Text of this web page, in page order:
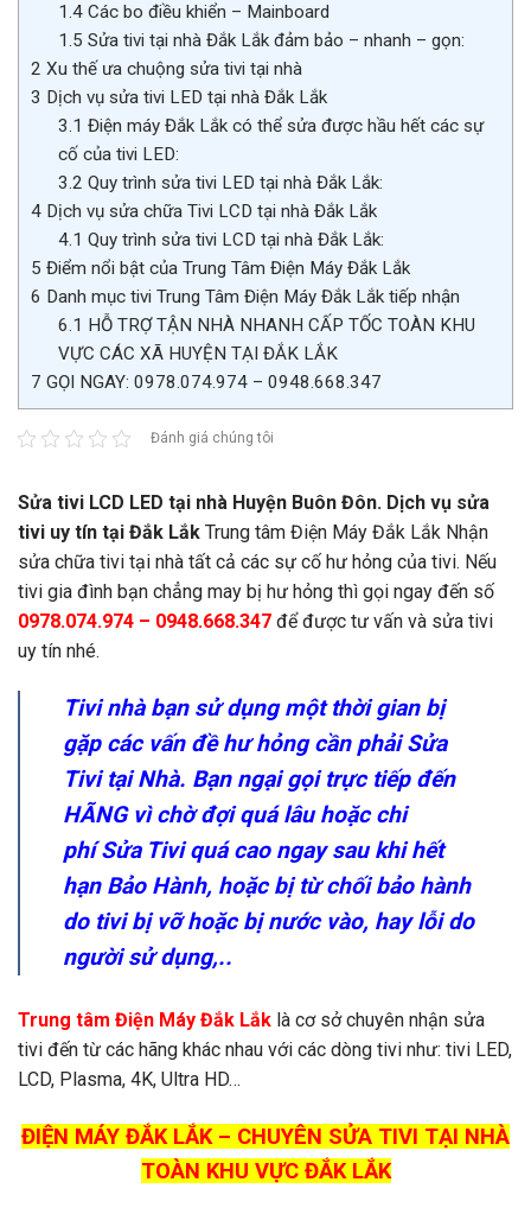
1.4Các bo điều khiển – Mainboard
1.5 Sửa tivi tại nhà Đắk Lắk đảm bảo – nhanh – gọn:
2 Xu thế ưa chuộng sửa tivi tại nhà
3 Dịch vụ sửa tivi LED tại nhà Đắk Lắk
3.1 Điện máy Đắk Lắk có thể sửa được hầu hết các sự
cố của tivi LED:
3.2 Quy trình sửa tivi LED tại nhà Đắk Lắk:
4 Dịch vụ sửa chữa Tivi LCD tại nhà Đắk Lắk
4.1 Quy trình sửa tivi LCD tại nhà Đắk Lắk:
5 Điểm nổi bật của Trung Tâm Điện Máy Đắk Lắk
6 Danh mục tivi Trung Tâm Điện Máy Đắk Lắk tiếp nhận
6.1 HỖ TRỢ TẬN NHÀ NHANH CẤP TỐC TOÀN KHU
VỰC CÁC XÃ HUYỆN TẠI ĐẮK LẮK
7 GỌI NGAY: 0978.074.974 – 0948.668.347
Đánh giá chúng tôi
Sửa tivi LCD LED tại nhà Huyện Buôn Đôn. Dịch vụ sửa
tivi uy tín tại Đắk Lắk Trung tâm Điện Máy Đắk Lắk Nhận
sửa chữa tivi tại nhà tất cả các sự cố hư hỏng của tivi. Nếu
tivi gia đình bạn chẳng may bị hư hỏng thì gọi ngay đến số
0978.074.974 – 0948.668.347 để được tư vấn và sửa tivi
uy tín nhé.
Tivi nhà bạn sử dụng một thời gian bị
gặp các vấn đề hư hỏng cần phải Sửa
Tivi tại Nhà. Bạn ngại gọi trực tiếp đến
HÃNG vì chờ đợi quá lâu hoặc chi
phí Sửa Tivi quá cao ngay sau khi hết
hạn Bảo Hành, hoặc bị từ chối bảo hành
do tivi bị vỡ hoặc bị nước vào, hay lỗi do
người sử dụng,..
Trung tâm Điện Máy Đắk Lắk là cơ sở chuyên nhận sửa
tivi đến từ các hãng khác nhau với các dòng tivi như: tivi LED,
LCD, Plasma, 4K, Ultra HD…
ĐIỆN MÁY ĐẮK LẮK – CHUYÊN SỬA TIVI TẠI NHÀ
TOÀN KHU VỰC ĐẮK LẮK